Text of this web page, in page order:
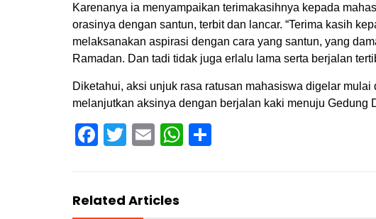
Karenanya ia menyampaikan terimakasihnya kepada
orasinya dengan santun, terbit dan lancar. “Terima kasih
melaksanakan aspirasi dengan cara yang santun, yang
Ramadan. Dan tadi tidak juga erlalu lama serta berjalan
Diketahui, aksi unjuk rasa ratusan mahasiswa digelar
melanjutkan aksinya dengan berjalan kaki menuju Gedung
Facebook
TwitterEmailWhatsApp
Related Articles